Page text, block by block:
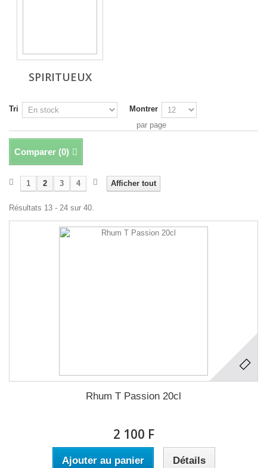
SPIRITUEUX
Tri
Montrer
par page
Comparer (0)
Afficher tout
1 2 3 4
Résultats 13 - 24 sur 40.
Rhum T Passion 20cl
2 100 F
Ajouter au panier Détails